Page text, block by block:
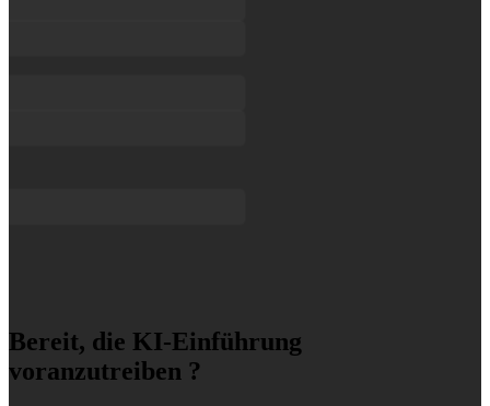
Bereit, die KI-Einführung
voranzutreiben ?